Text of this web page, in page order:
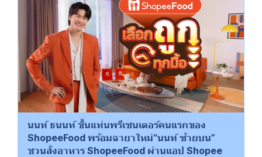
นนท์ ธนนท์ ขึ้นแท่นพรีเซนเตอร์คนแรกของ
ShopeeFood พร้อมฉายาใหม่“นนท์ ซ้ายบน”
ชวนสั่งอาหาร ShopeeFood ผ่านแอป Shopee